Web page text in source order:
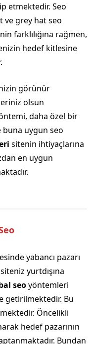
etmektedir. Seo
ve grey hat seo
farklılığına rağmen,
hedef kitlesine
görünür
olsun
daha özel bir
buna uygun seo
sitenin ihtiyaçlarına
en uygun
yabancı pazarı
yurtdışına
seoyöntemleri
getirilmektedir. Bu
Öncelikli
hedef pazarının
Bundan